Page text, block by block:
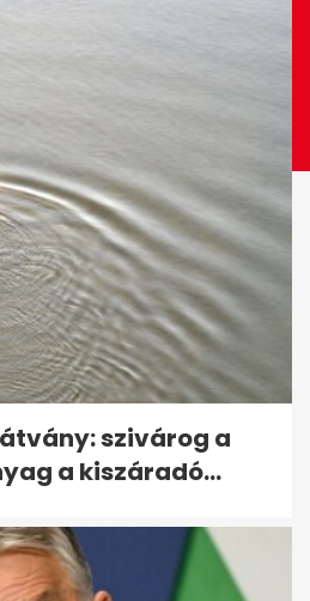
Egy kisebb
villa árát
szivárog a
a kiszáradó...